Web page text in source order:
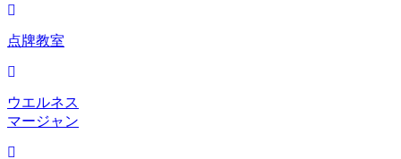
点牌教室
ウエルネス
マージャン